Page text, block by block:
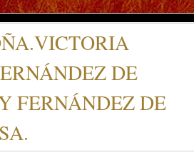
DE
FERNÁNDEZ DE